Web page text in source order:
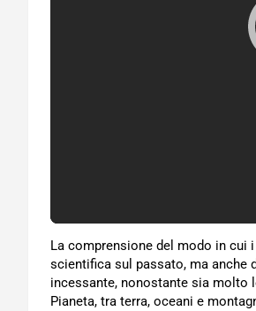
La comprensione del modo in
scientifica sul passato, ma anche
incessante, nonostante sia molto
Pianeta, tra terra, oceani e